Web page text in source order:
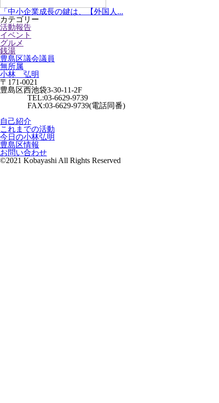
「中小企業成長の鍵は、【外国人...
カテゴリー
活動報告
イベント
グルメ
銭湯
豊島区議会議員
無所属
小林 弘明
〒171-0021
豊島区西池袋3-30-11-2F
TEL:03-6629-9739
FAX:03-6629-9739(電話同番)
自己紹介
これまでの活動
今日の小林弘明
豊島区情報
お問い合わせ
©2021 Kobayashi All Rights Reserved